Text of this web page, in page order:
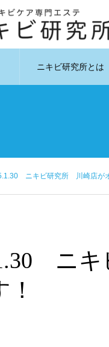
ニキビ研究所とは
ニキビ研究所 川崎店がオ
ニ